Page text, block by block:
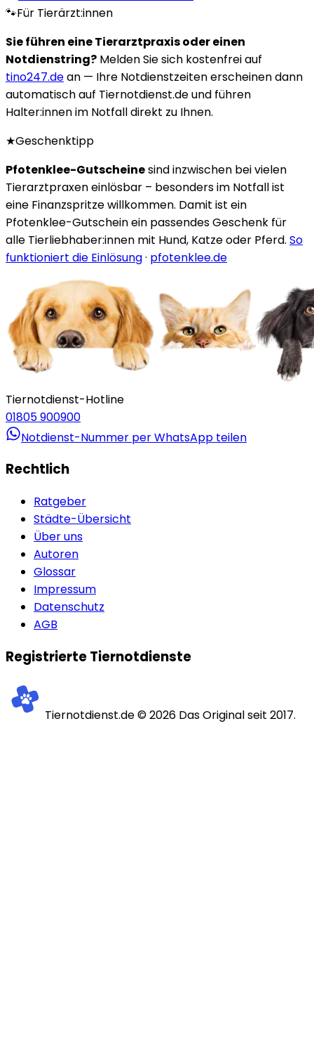
🐾Für Tierärzt:innen
Sie führen eine Tierarztpraxis oder einen
Notdienstring? Melden Sie sich kostenfrei auf
tino247.dean — Ihre Notdienstzeiten erscheinen dann
automatisch auf Tiernotdienst.de und führen
Halter:innen im Notfall direkt zu Ihnen.
★Geschenktipp
Pfotenklee-Gutscheinesind inzwischen bei vielen
Tierarztpraxen einlösbar – besonders im Notfall ist
eine Finanzspritze willkommen. Damit ist ein
Pfotenklee-Gutschein ein passendes Geschenk für
alle Tierliebhaber:innen mit Hund, Katze oder Pferd. So
funktioniert die Einlösung· pfotenklee.de
Tiernotdienst-Hotline
01805 900900
Notdienst-Nummer per WhatsApp teilen
Rechtlich
Ratgeber
Städte-Übersicht
Über uns
Autoren
Glossar
Impressum
Datenschutz
AGB
Registrierte Tiernotdienste
Tiernotdienst.de ©2026 Das Original seit 2017.